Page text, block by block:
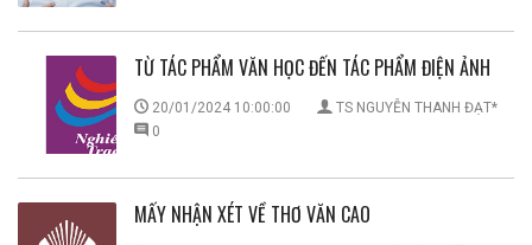
TỪ TÁC PHẨM VĂN HỌC ĐẾN TÁC PHẨM ĐIỆN ẢNH
20/01/2024 10:00:00
TS NGUYỄN THANH ĐẠT*
0
MẤY NHẬN XÉT VỀ THƠ VĂN CAO